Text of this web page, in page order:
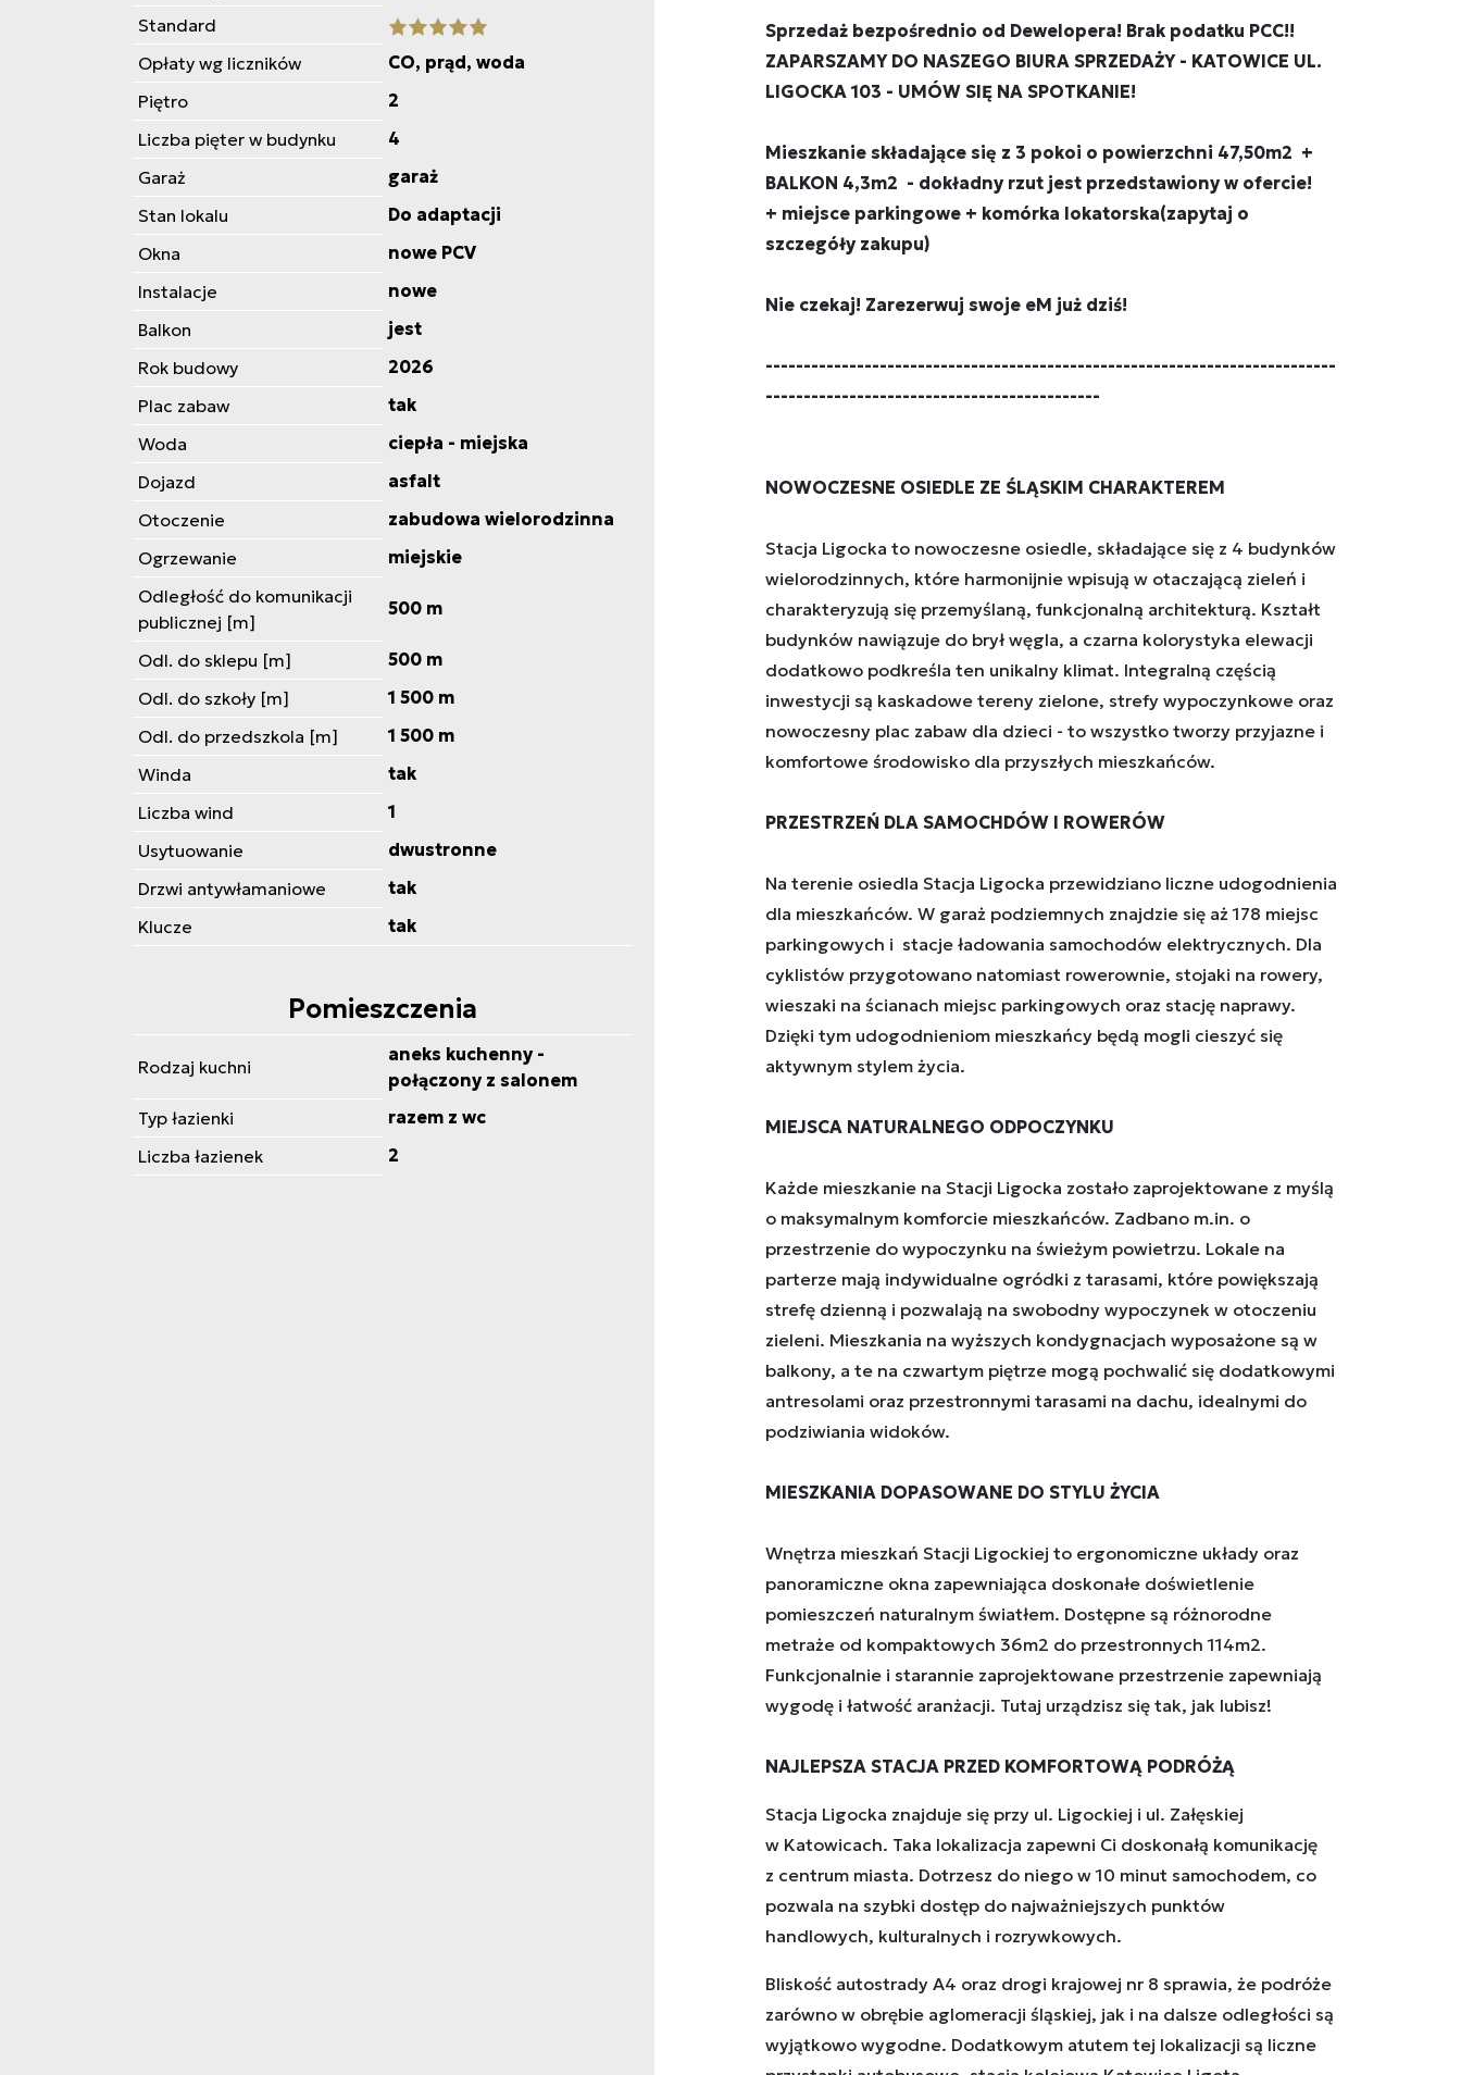
Standard
Opłaty wg liczników
CO, prąd, woda
Piętro
2
Liczba pięter w budynku
4
Garaż
garaż
Stan lokalu
Do adaptacji
Okna
nowe PCV
Instalacje
nowe
Balkon
jest
Rok budowy
2026
Plac zabaw
tak
Woda
ciepła - miejska
Dojazd
asfalt
Otoczenie
zabudowa wielorodzinna
Ogrzewanie
miejskie
Odległość do komunikacji
publicznej [m]
500 m
Odl. do sklepu [m]
500 m
Odl. do szkoły [m]
1 500 m
Odl. do przedszkola [m]
1 500 m
Winda
tak
Liczba wind
1
Usytuowanie
dwustronne
Drzwi antywłamaniowe
tak
Klucze
tak
Pomieszczenia
Rodzaj kuchni
aneks kuchenny -
połączony z salonem
Typ łazienki
razem z wc
Liczba łazienek
2
Sprzedaż bezpośrednio od Dewelopera! Brak podatku PCC!!
ZAPARSZAMY DO NASZEGO BIURA SPRZEDAŻY - KATOWICE UL.
LIGOCKA 103 - UMÓW SIĘ NA SPOTKANIE!
Mieszkanie składające się z 3 pokoi o powierzchni 47,50m2 +
BALKON 4,3m2 - dokładny rzut jest przedstawiony w ofercie!
+ miejsce parkingowe + komórka lokatorska(zapytaj o
szczegóły zakupu)
Nie czekaj! Zarezerwuj swoje eM już dziś!
---------------------------------------------------------------------------
--------------------------------------------
NOWOCZESNE OSIEDLE ZE ŚLĄSKIM CHARAKTEREM
Stacja Ligocka to nowoczesne osiedle, składające się z 4 budynków
wielorodzinnych, które harmonijnie wpisują w otaczającą zieleń i
charakteryzują się przemyślaną, funkcjonalną architekturą. Kształt
budynków nawiązuje do brył węgla, a czarna kolorystyka elewacji
dodatkowo podkreśla ten unikalny klimat. Integralną częścią
inwestycji są kaskadowe tereny zielone, strefy wypoczynkowe oraz
nowoczesny plac zabaw dla dzieci - to wszystko tworzy przyjazne i
komfortowe środowisko dla przyszłych mieszkańców.
PRZESTRZEŃ DLA SAMOCHDÓW I ROWERÓW
Na terenie osiedla Stacja Ligocka przewidziano liczne udogodnienia
dla mieszkańców. W garaż podziemnych znajdzie się aż 178 miejsc
parkingowych i stacje ładowania samochodów elektrycznych. Dla
cyklistów przygotowano natomiast rowerownie, stojaki na rowery,
wieszaki na ścianach miejsc parkingowych oraz stację naprawy.
Dzięki tym udogodnieniom mieszkańcy będą mogli cieszyć się
aktywnym stylem życia.
MIEJSCA NATURALNEGO ODPOCZYNKU
Każde mieszkanie na Stacji Ligocka zostało zaprojektowane z myślą
o maksymalnym komforcie mieszkańców. Zadbano m.in. o
przestrzenie do wypoczynku na świeżym powietrzu. Lokale na
parterze mają indywidualne ogródki z tarasami, które powiększają
strefę dzienną i pozwalają na swobodny wypoczynek w otoczeniu
zieleni. Mieszkania na wyższych kondygnacjach wyposażone są w
balkony, a te na czwartym piętrze mogą pochwalić się dodatkowymi
antresolami oraz przestronnymi tarasami na dachu, idealnymi do
podziwiania widoków.
MIESZKANIA DOPASOWANE DO STYLU ŻYCIA
Wnętrza mieszkań Stacji Ligockiej to ergonomiczne układy oraz
panoramiczne okna zapewniająca doskonałe doświetlenie
pomieszczeń naturalnym światłem. Dostępne są różnorodne
metraże od kompaktowych 36m2 do przestronnych 114m2.
Funkcjonalnie i starannie zaprojektowane przestrzenie zapewniają
wygodę i łatwość aranżacji. Tutaj urządzisz się tak, jak lubisz!
NAJLEPSZA STACJA PRZED KOMFORTOWĄ PODRÓŻĄ
Stacja Ligocka znajduje się przy ul. Ligockiej i ul. Załęskiej
w Katowicach. Taka lokalizacja zapewni Ci doskonałą komunikację
z centrum miasta. Dotrzesz do niego w 10 minut samochodem, co
pozwala na szybki dostęp do najważniejszych punktów
handlowych, kulturalnych i rozrywkowych.
Bliskość autostrady A4 oraz drogi krajowej nr 8 sprawia, że podróże
zarówno w obrębie aglomeracji śląskiej, jak i na dalsze odległości są
wyjątkowo wygodne. Dodatkowym atutem tej lokalizacji są liczne